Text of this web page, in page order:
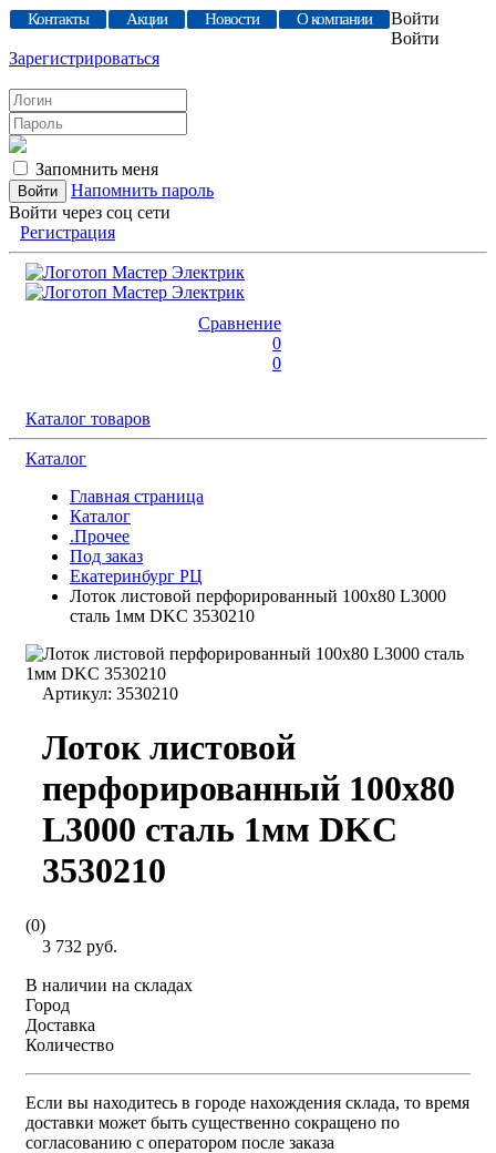
Контакты Акции Новости О компании
Войти
Войти
Зарегистрироваться
Запомнить меня
Напомнить пароль
Войти через соц сети
Регистрация
Сравнение
0
0
Каталог товаров
Каталог
Главная страница
Каталог
.Прочее
Под заказ
Екатеринбург РЦ
Лоток листовой перфорированный 100х80 L3000
сталь 1мм DKC 3530210
Артикул: 3530210
Лоток листовой
перфорированный 100х80
L3000 сталь 1мм DKC
3530210
(0)
3 732 руб.
В наличии на складах
Город
Доставка
Количество
Если вы находитесь в городе нахождения склада, то время
доставки может быть существенно сокращено по
согласованию с оператором после заказа